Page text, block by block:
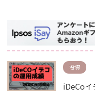
投資
iDeCo